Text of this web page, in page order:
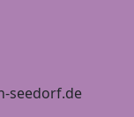
seedorf.de